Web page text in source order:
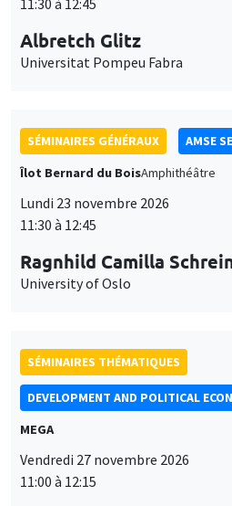
Albretch Glitz
Universitat Pompeu Fabra
Îlot Bernard du BoisAmphithéâtre
Lundi 23 novembre 2026
11:30 à 12:45
Ragnhild Camilla
University of Oslo
DEVELOPMENT AND POLITICAL
MEGA
Vendredi 27 novembre 2026
11:00 à 12:15
Michela Carlana